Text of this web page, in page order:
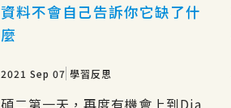
資料不會自己告訴你它缺了什
麼
2021 Sep 07 學習反思
碩二第一天，再度有機會上到Dia